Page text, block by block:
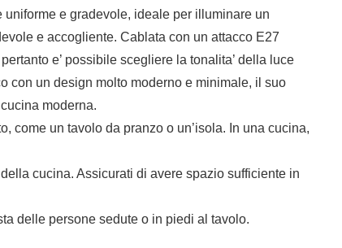
e gradevole, ideale per illuminare un
e accogliente. Cablata con un attacco E27
e’ possibile scegliere la tonalita’ della luce
con un design molto moderno e minimale, il suo
moderna.
come un tavolo da pranzo o un’isola. In una cucina,
cucina. Assicurati di avere spazio sufficiente in
delle persone sedute o in piedi al tavolo.